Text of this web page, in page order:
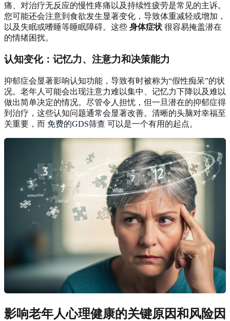
痛、对治疗无反应的慢性疼痛以及持续性疲劳是常见的主诉。
您可能还会注意到食欲发生显著变化，导致体重减轻或增加，
以及失眠或嗜睡等睡眠障碍。这些 身体症状 很容易掩盖潜在
的情绪困扰。
认知变化：记忆力、注意力和决策能力
抑郁症会显著影响认知功能，导致有时被称为“假性痴呆”的状
况。老年人可能会出现注意力难以集中、记忆力下降以及难以
做出简单决定的情况。尽管令人担忧，但一旦潜在的抑郁症得
到治疗，这些认知问题通常会显著改善。清晰的头脑对幸福至
关重要，而 免费的GDS筛查 可以是一个有用的起点。
影响老年人心理健康的关键原因和风险因